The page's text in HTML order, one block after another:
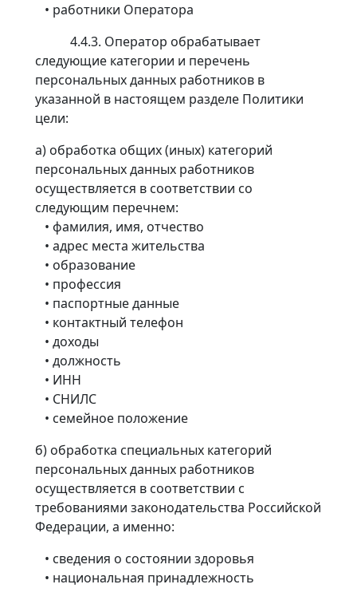
• работники Оператора
4.4.3. Оператор обрабатывает
следующие категории и перечень
персональных данных работников в
указанной в настоящем разделе Политики
цели:
а) обработка общих (иных) категорий
персональных данных работников
осуществляется в соответствии со
следующим перечнем:
• фамилия, имя, отчество
• адрес места жительства
• образование
• профессия
• паспортные данные
• контактный телефон
• доходы
• должность
• ИНН
• СНИЛС
• семейное положение
б) обработка специальных категорий
персональных данных работников
осуществляется в соответствии с
требованиями законодательства Российской
Федерации, а именно:
• сведения о состоянии здоровья
• национальная принадлежность